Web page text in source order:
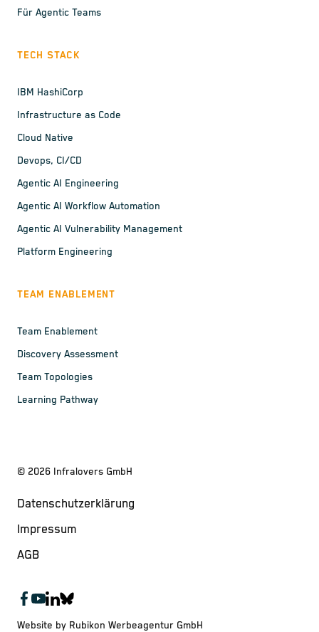
Für Agentic Teams
TECH STACK
IBM HashiCorp
Infrastructure as Code
Cloud Native
Devops, CI/CD
Agentic AI Engineering
Agentic AI Workflow Automation
Agentic AI Vulnerability Management
Platform Engineering
TEAM ENABLEMENT
Team Enablement
Discovery Assessment
Team Topologies
Learning Pathway
© 2026 Infralovers GmbH
Datenschutzerklärung
Impressum
AGB
Website by Rubikon Werbeagentur GmbH